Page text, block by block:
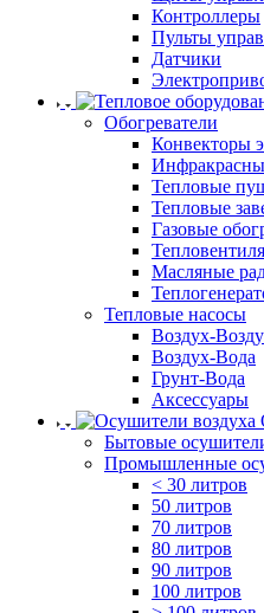
Контроллеры
Пульты
Датчики
Обогреватели
Конвекторы
Тепловые
Тепловые
Газовые
Масляные
Тепловые насосы
Воздух-
Воздух-Вода
Грунт-Вода
Аксессуары
Бытовые
Промышленные
< 30 литров
50 литров
70 литров
80 литров
90 литров
100 литров